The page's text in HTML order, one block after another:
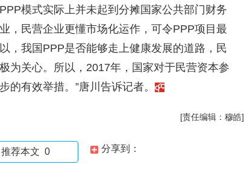
模式实际上并未起到分摊国家公共部门财务
，民营企业更懂市场化运作，可令PPP项目最
，我国PPP是否能够走上健康发展的道路，民
为关心。所以，2017年，国家对于民营资本参
有效举措。”唐川告诉记者。
[责任编辑：穆皓]
分享到：
推荐本文 0